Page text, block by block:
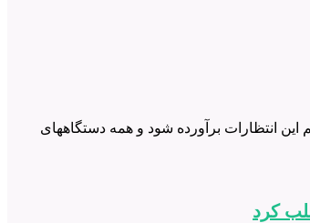
این انتظارات برآورده شود و همه دستگاههای
کرد